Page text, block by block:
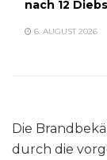
nach 12
6. AUGUST 2026
Die
durch die